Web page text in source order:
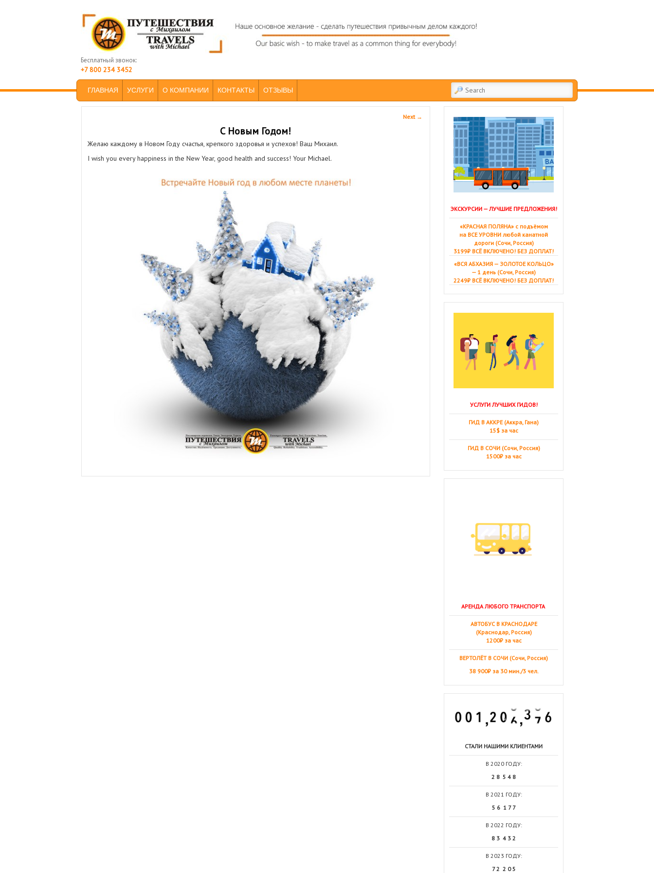
Бесплатный звонок:
+7 800 234 3452
MAIN MENU
SKIP TO PRIMARY CONTENT
SKIP TO SECONDARY CONTENT
ГЛАВНАЯ УСЛУГИ О КОМПАНИИ КОНТАКТЫ ОТЗЫВЫ SEARCH
Next →
С Новым Годом!
Желаю каждому в Новом Году счастья, крепкого здоровья и успехов! Ваш Михаил.
I wish you every happiness in the New Year, good health and success! Your Michael.
ЭКСКУРСИИ — ЛУЧШИЕ ПРЕДЛОЖЕНИЯ!
«КРАСНАЯ ПОЛЯНА» с подъёмом
на ВСЕ УРОВНИ любой канатной
дороги (Сочи, Россия)
3199₽ ВСЁ ВКЛЮЧЕНО! БЕЗ ДОПЛАТ!
«ВСЯ АБХАЗИЯ — ЗОЛОТОЕ КОЛЬЦО»
— 1 день (Сочи, Россия)
2249₽ ВСЁ ВКЛЮЧЕНО! БЕЗ ДОПЛАТ!
УСЛУГИ ЛУЧШИХ ГИДОВ!
ГИД В АККРЕ (Аккра, Гана)
15$ за час
ГИД В СОЧИ (Сочи, Россия)
1500₽ за час
АРЕНДА ЛЮБОГО ТРАНСПОРТА
АВТОБУС В КРАСНОДАРЕ
(Краснодар, Россия)
1200₽ за час
ВЕРТОЛЁТ В СОЧИ (Сочи, Россия)
38 900₽ за 30 мин./3 чел.
СТАЛИ НАШИМИ КЛИЕНТАМИ
В 2020 ГОДУ:
2 8 5 4 8
В 2021 ГОДУ:
5 6 1 7 7
В 2022 ГОДУ:
8 3 4 3 2
В 2023 ГОДУ:
7 2 2 0 5